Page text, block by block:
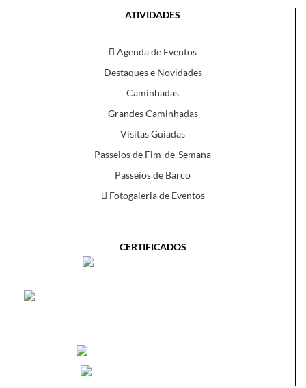
ATIVIDADES
Agenda de Eventos
Destaques e Novidades
Caminhadas
Grandes Caminhadas
Visitas Guiadas
Passeios de Fim-de-Semana
Passeios de Barco
Fotogaleria de Eventos
CERTIFICADOS